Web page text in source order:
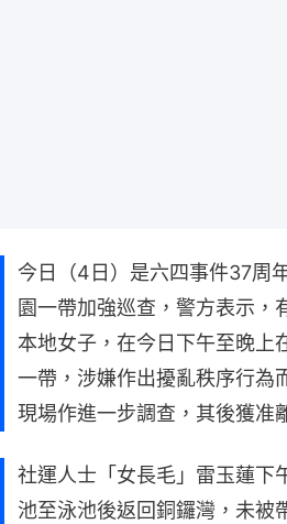
今日（4日）是六四事件37周
園一帶加強巡查，警方表示，
本地女子，在今日下午至晚上
一帶，涉嫌作出擾亂秩序行為
現場作進一步調查，其後獲准
社運人士「女長毛」雷玉蓮下
池至泳池後返回銅鑼灣，未被